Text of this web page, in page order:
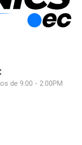
de 9:00 - 2:00PM